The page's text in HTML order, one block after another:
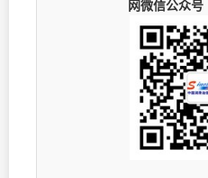
网微信公众号